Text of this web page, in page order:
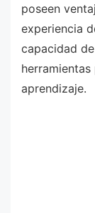
poseen
experiencia
capacidad
aprendizaje.